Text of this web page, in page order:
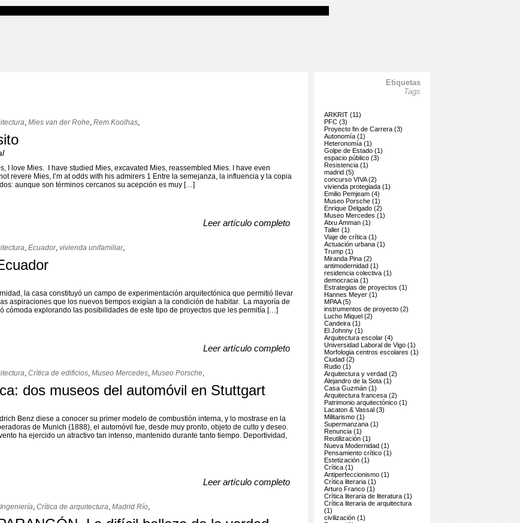
, Mies van der Rohe, Rem Koolhas,
I love Mies. I have studied Mies, excavated Mies, reassembled Mies. I have even
revere Mies, I’m at odds with his admirers 1 Entre la semejanza, la influencia y la copia
aunque son términos cercanos su acepción es muy […]
Leer artículo completo
, Ecuador, vivienda unifamiliar,
la casa constituyó un campo de experimentación arquitectónica que permitió llevar
aspiraciones que los nuevos tiempos exigían a la condición de habitar. La mayoría de
cómoda explorando las posibilidades de este tipo de proyectos que les permitía […]
Leer artículo completo
, Crítica de edificios, Museo Mercedes, Museo Porsche,
dos museos del automóvil en Stuttgart
Benz diese a conocer su primer modelo de combustión interna, y lo mostrase en la
de Munich (1888), el automóvil fue, desde muy pronto, objeto de culto y deseo.
ha ejercido un atractivo tan intenso, mantenido durante tanto tiempo. Deportividad,
Leer artículo completo
, Crítica de arquitectura, Madrid Río,
Etiquetas
Tags
ARKRIT (11)
PFC (3)
Proyecto fin de Carrera (3)
Autonomía (1)
Heteronomía (1)
Golpe de Estado (1)
espacio público (3)
Resistencia (1)
madrid (5)
concurso VIVA (2)
vivienda protegiada (1)
Emilio Pemjeam (4)
Museo Porsche (1)
Enrique Delgado (2)
Museo Mercedes (1)
Atxu Amman (1)
Taller (1)
Viaje de crítica (1)
Actuación urbana (1)
Trump (1)
Miranda Pina (2)
antimodernidad (1)
residencia colectiva (1)
democracia (1)
Estrategias de proyectos (1)
Hannes Meyer (1)
MPAA (5)
instrumentos de proyecto (2)
Lucho Miquel (2)
Candeira (1)
El Johnny (1)
Arquitectura escolar (4)
Universidad Laboral de Vigo (1)
Morfologia centros escolares (1)
Ciudad (2)
Rudio (1)
Arquitectura y verdad (2)
Alejandro de la Sota (1)
Casa Guzmán (1)
Arquitectura francesa (2)
Patrimonio arquitectónico (1)
Lacaton & Vassal (3)
Militarismo (1)
Supermanzana (1)
Renuncia (1)
Reutilización (1)
Nueva Modernidad (1)
Pensamiento crítico (1)
Estetización (1)
Crítica (1)
Antiperfeccionismo (1)
Crítica literaria (1)
Arturo Franco (1)
Crítica literaria de literatura (1)
Crítica literaria de arquitectura
(1)
civilización (1)